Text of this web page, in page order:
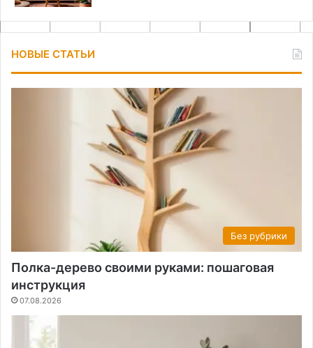
НОВЫЕ СТАТЬИ
Без рубрики
Полка-дерево своими руками: пошаговая
инструкция
07.08.2026